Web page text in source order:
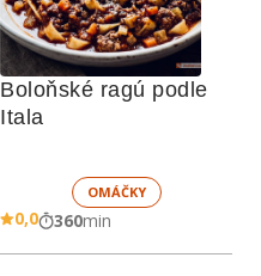
Boloňské ragú podle
Itala
OMÁČKY
0,0 360min